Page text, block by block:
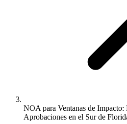
NOA para Ventanas de Impacto:
Aprobaciones en el Sur de